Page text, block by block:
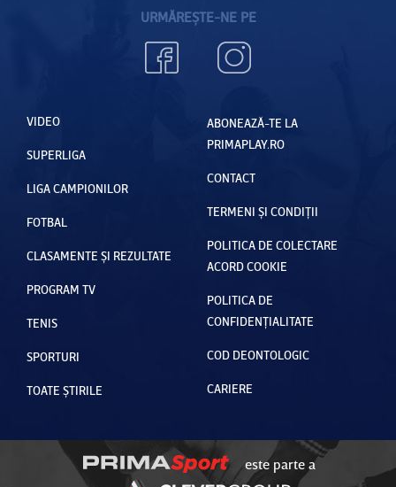
URMĂREȘTE-NE PE
VIDEO
SUPERLIGA
LIGA CAMPIONILOR
FOTBAL
CLASAMENTE ȘI REZULTATE
PROGRAM TV
TENIS
SPORTURI
TOATE ȘTIRILE
ABONEAZĂ-TE LA
PRIMAPLAY.RO
CONTACT
TERMENI ȘI CONDIȚII
POLITICA DE COLECTARE
ACORD COOKIE
POLITICA DE
CONFIDENȚIALITATE
COD DEONTOLOGIC
CARIERE
este parte a